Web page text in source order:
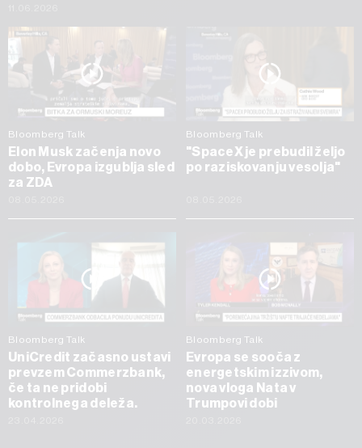
Bloomberg Talk
Elon Musk začenja novo
dobo, Evropa izgublja sled
za ZDA
Bloomberg Talk
"SpaceX je prebudil željo
po raziskovanju vesolja"
Bloomberg Talk
UniCredit začasno ustavi
prevzem Commerzbank,
če ta ne pridobi
kontrolnega deleža.
Bloomberg Talk
Evropa se sooča z
energetskim izzivom,
nova vloga Nata v
Trumpovi dobi